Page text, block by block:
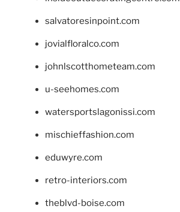
salvatoresinpoint.com
jovialfloralco.com
johnlscotthometeam.com
u-seehomes.com
watersportslagonissi.com
mischieffashion.com
eduwyre.com
retro-interiors.com
theblvd-boise.com